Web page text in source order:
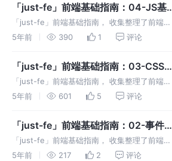
「just-fe」前端基础指南：04-JS基
础
「just-fe」前端基础指南， 收集整理了前端开
发需要掌握的基础知识， 方便夯实基础， 查漏
5年前 390 1 评论
「just-fe」前端基础指南：03-CSS基
础
「just-fe」前端基础指南， 收集整理了前端开
发需要掌握的基础知识， 方便夯实基础， 查漏
5年前 601 5 评论
「just-fe」前端基础指南：02-事件循
环
「just-fe」前端基础指南， 收集整理了前端开
发需要掌握的基础知识， 方便夯实基础， 查漏
5年前 217 2 评论